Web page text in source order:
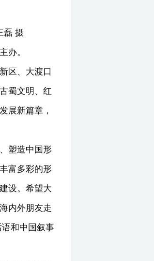
磊 摄
办。
区、大渡口
蜀文明、红
展新篇章，
塑造中国形
富多彩的形
设。希望大
内外朋友走
和中国叙事